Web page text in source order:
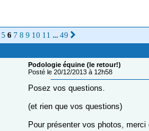
5 6 7 8 9 10 11 ... 49
Podologie équine (le retour!)
Posté le 20/12/2013 à 12h58
Posez vos questions.
(et rien que vos questions)
Pour présenter vos photos,